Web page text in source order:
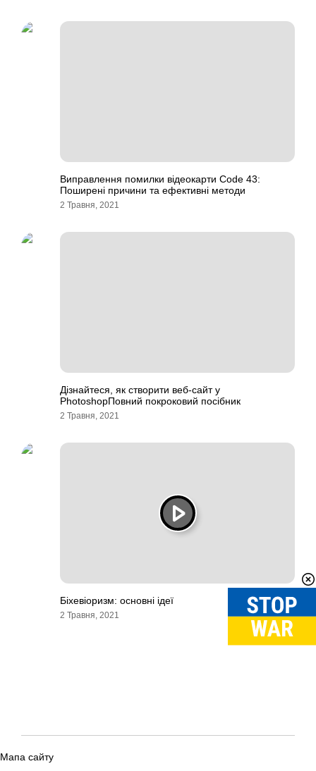
Виправлення помилки відеокарти Code 43:
Поширені причини та ефективні методи
2 Травня, 2021
Дізнайтеся, як створити веб-сайт у
PhotoshopПовний покроковий посібник
2 Травня, 2021
Біхевіоризм: основні ідеї
2 Травня, 2021
Мапа сайту